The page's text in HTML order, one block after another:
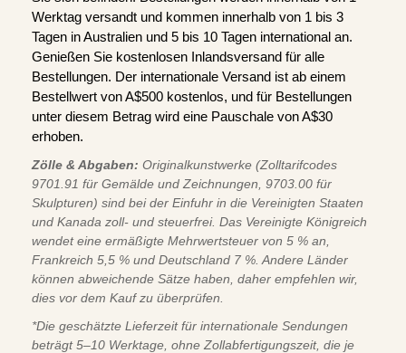
Werktag versandt und kommen innerhalb von 1 bis 3
Tagen in Australien und 5 bis 10 Tagen international an.
Genießen Sie kostenlosen Inlandsversand für alle
Bestellungen. Der internationale Versand ist ab einem
Bestellwert von A$500 kostenlos, und für Bestellungen
unter diesem Betrag wird eine Pauschale von A$30
erhoben.
Zölle & Abgaben: Originalkunstwerke (Zolltarifcodes
9701.91 für Gemälde und Zeichnungen, 9703.00 für
Skulpturen) sind bei der Einfuhr in die Vereinigten Staaten
und Kanada zoll- und steuerfrei. Das Vereinigte Königreich
wendet eine ermäßigte Mehrwertsteuer von 5 % an,
Frankreich 5,5 % und Deutschland 7 %. Andere Länder
können abweichende Sätze haben, daher empfehlen wir,
dies vor dem Kauf zu überprüfen.
*Die geschätzte Lieferzeit für internationale Sendungen
beträgt 5–10 Werktage, ohne Zollabfertigungszeit, die je